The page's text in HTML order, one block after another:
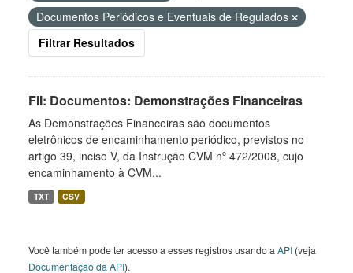
Documentos Periódicos e Eventuais de Regulados
Filtrar Resultados
FII: Documentos: Demonstrações Financeiras
As Demonstrações Financeiras são documentos
eletrônicos de encaminhamento periódico, previstos no
artigo 39, inciso V, da Instrução CVM nº 472/2008, cujo
encaminhamento à CVM...
TXT CSV
Você também pode ter acesso a esses registros usando a API (veja
Documentação da API).